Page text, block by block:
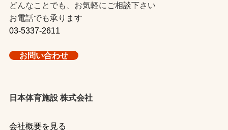
どんなことでも、お気軽にご相談下さい
お電話でも承ります
03-5337-2611
お問い合わせ
日本体育施設 株式会社
会社概要を見る